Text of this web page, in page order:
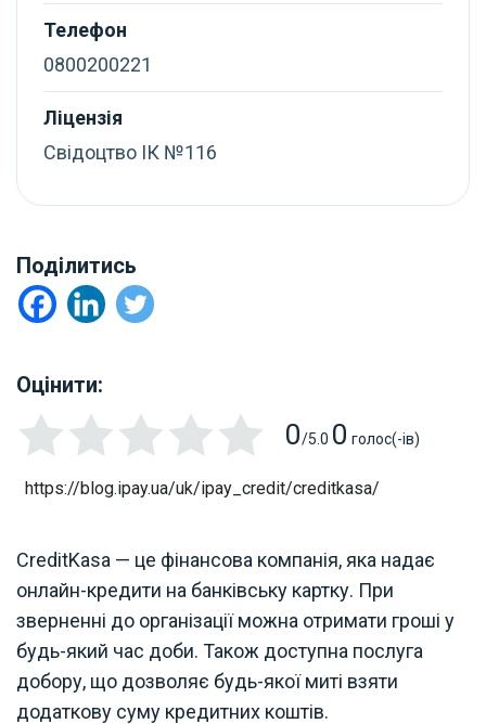
Телефон
0800200221
Ліцензія
Свідоцтво ІК №116
Поділитись
Оцінити:
0/5.0 0 голос(-ів)
https://blog.ipay.ua/uk/ipay_credit/creditkasa/
CreditKasa — це фінансова компанія, яка надає
онлайн-кредити на банківську картку. При
зверненні до організації можна отримати гроші у
будь-який час доби. Також доступна послуга
добору, що дозволяє будь-якої миті взяти
додаткову суму кредитних коштів.